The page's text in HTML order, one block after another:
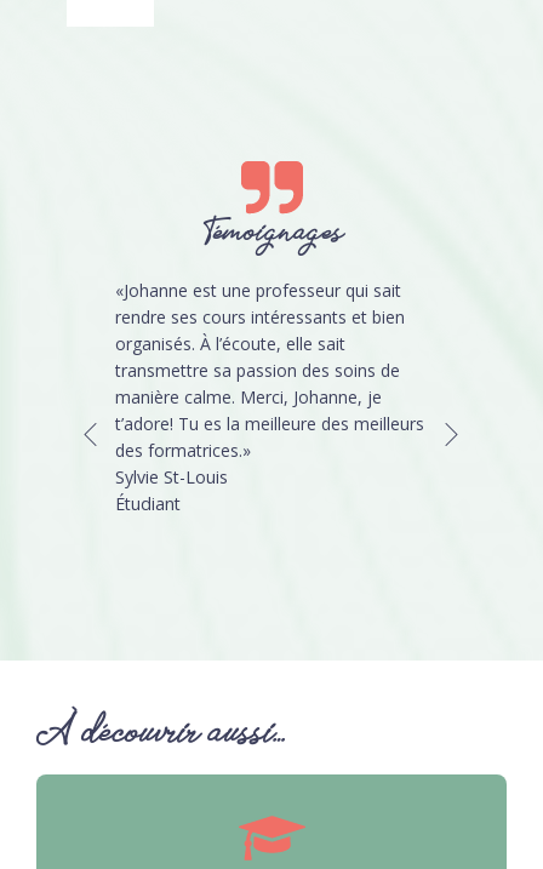
Témoignages
«Johanne est une professeur qui sait
rendre ses cours intéressants et bien
organisés. À l’écoute, elle sait
transmettre sa passion des soins de
manière calme. Merci, Johanne, je
t’adore! Tu es la meilleure des meilleurs
des formatrices.»
Sylvie St-Louis
Étudiant
À découvrir aussi…